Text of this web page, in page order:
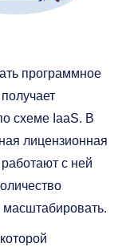
программное
схеме IaaS. В
лицензионная
с ней
масштабировать.